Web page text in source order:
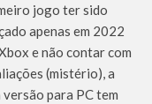
jogo ter sido
apenas em 2022
e não contar com
(mistério), a
versão para PC tem